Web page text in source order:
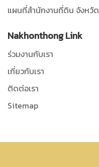
แผนที่สำนักงานที่ดิน จังหวัด
Nakhonthong Link
ร่วมงานกับเรา
เกี่ยวกับเรา
ติดต่อเรา
Sitemap